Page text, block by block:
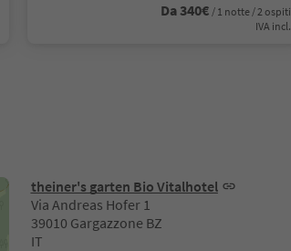
Da 340€ / 1 notte / 2 ospiti
IVA incl.
theiner's garten Bio Vitalhotel
Via Andreas Hofer 1
39010 Gargazzone BZ
IT